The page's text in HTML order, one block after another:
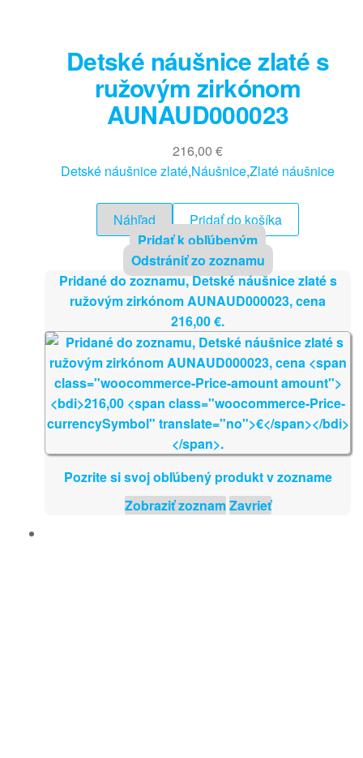
Detské náušnice zlaté s
ružovým zirkónom
AUNAUD000023
216,00 €
Detské náušnice zlaté,Náušnice,Zlaté náušnice
Náhľad
Pridať do košíka
Pridať k obľúbeným
Odstrániť zo zoznamu
Pridané do zoznamu, Detské náušnice zlaté s
ružovým zirkónom AUNAUD000023, cena
216,00€.
Pozrite si svoj obľúbený produkt v zozname
Zobraziť zoznamZavrieť